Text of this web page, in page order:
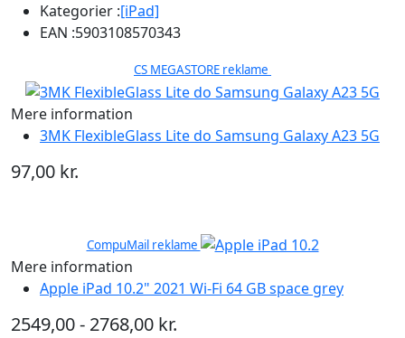
Kategorier :[iPad]
EAN :5903108570343
CS MEGASTORE reklame
Mere information
3MK FlexibleGlass Lite do Samsung Galaxy A23 5G
97,00 kr.
CompuMail reklame
Mere information
Apple iPad 10.2" 2021 Wi-Fi 64 GB space grey
2549,00 - 2768,00 kr.